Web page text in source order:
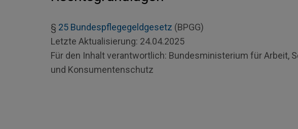
§ 25 Bundespflegegeldgesetz (BPGG)
Letzte Aktualisierung: 24.04.2025
Für den Inhalt verantwortlich: Bundesministerium für Arbeit,
und Konsumentenschutz